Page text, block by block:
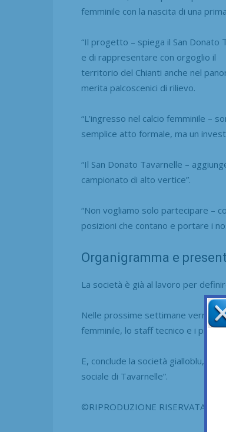
femminile con la nascita di una
“Il progetto – spiega il San Donato
e di rappresentare con orgoglio il
territorio del Chianti anche nel
merita palcoscenici di rilievo.
“L’ingresso nel calcio femminile –
semplice atto formale, ma un
“Il San Donato Tavarnelle –
campionato di alto vertice”.
“Non vogliamo solo partecipare –
posizioni che contano e portare i
Organigramma e
La società è già al lavoro per
Nelle prossime settimane
femminile, lo staff tecnico e i profili
E, conclude la società gialloblu, “il
sociale di Tavarnelle”.
©RIPRODUZIONE RISERVATA